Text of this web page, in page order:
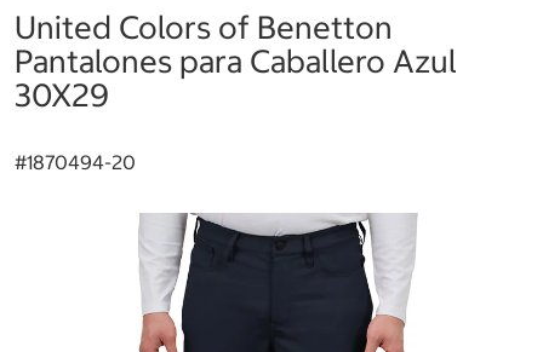
United Colors of Benetton
Pantalones para Caballero Azul
30X29
#1870494-20